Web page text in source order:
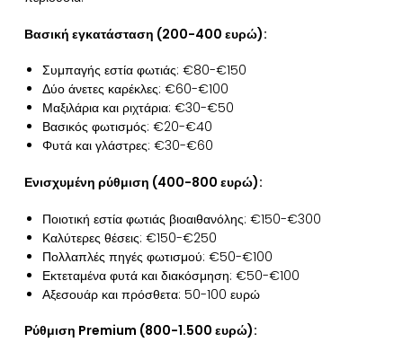
Βασική εγκατάσταση (200-400 ευρώ):
Συμπαγής εστία φωτιάς: €80-€150
Δύο άνετες καρέκλες: €60-€100
Μαξιλάρια και ριχτάρια: €30-€50
Βασικός φωτισμός: €20-€40
Φυτά και γλάστρες: €30-€60
Ενισχυμένη ρύθμιση (400-800 ευρώ):
Ποιοτική εστία φωτιάς βιοαιθανόλης: €150-€300
Καλύτερες θέσεις: €150-€250
Πολλαπλές πηγές φωτισμού: €50-€100
Εκτεταμένα φυτά και διακόσμηση: €50-€100
Αξεσουάρ και πρόσθετα: 50-100 ευρώ
Ρύθμιση Premium (800-1.500 ευρώ):